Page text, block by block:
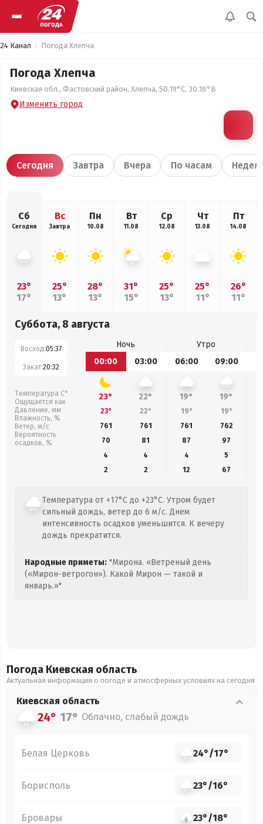
24 Канал Погода Хлепча
Погода Хлепча
Киевская обл., Фастовский район, Хлепча, 50.19°С, 30.18°В
Изменить город
Сегодня Завтра Вчера По часам
Сб
Сегодня
23°
17°
Вс
Завтра
25°
13°
Пн
10.08
28°
13°
Вт
11.08
31°
15°
Ср
12.08
25°
13°
Чт
13.08
25°
11°
Пт
14.08
26°
11°
Суббота, 8 августа
Восход:05:37
Закат:20:32
Температура С°
Ощущается как
Давление, мм
Влажность, %
Ветер, м/с
Вероятность
осадков, %
Ночь
Утро
00:00
03:00 06:00 09:00
23° 22° 19° 19°
23° 22° 19° 19°
761
761 761 762
70
81 87
97
4
4 4
5
2
2 12 67
Температура от +17°C до +23°C. Утром будет
сильный дождь, ветер до 6 м/с. Днем
интенсивность осадков уменьшится. К вечеру
дождь прекратится.
Народные приметы: "Мирона. «Ветреный день
(«Мирон-ветрогон»). Какой Мирон — такой и
январь.»"
Погода Киевская область
Актуальная информация о погоде и атмосферных условиях на сегодня
Киевская область
24° 17° Облачно, слабый дождь
Белая Церковь 24°/17°
Борисполь 23°/16°
Бровары 23°/18°